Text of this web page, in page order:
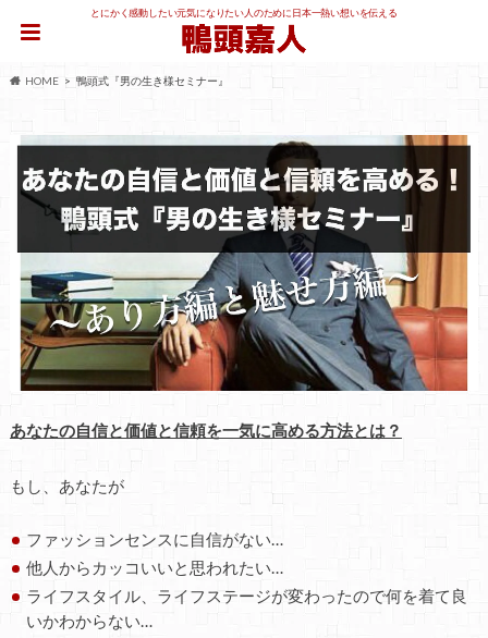
とにかく感動したい元気になりたい人のために日本一熱い想いを伝える
HOME 鴨頭式『男の生き様セミナー』
あなたの自信と価値と信頼を一気に高める方法とは？
もし、あなたが
ファッションセンスに自信がない…
他人からカッコいいと思われたい…
ライフスタイル、ライフステージが変わったので何を着て良
いかわからない…